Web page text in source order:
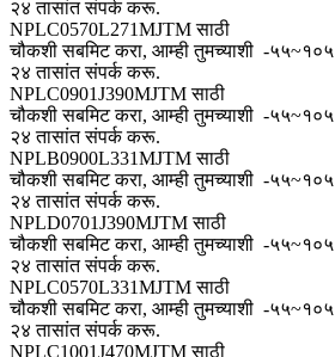
२४ तासांत संपर्क करू.
NPLC0570L271MJTM साठी
चौकशी सबमिट करा, आम्ही तुमच्याशी
२४ तासांत संपर्क करू.
-५५~१०५
NPLC0901J390MJTM साठी
चौकशी सबमिट करा, आम्ही तुमच्याशी
२४ तासांत संपर्क करू.
-५५~१०५
NPLB0900L331MJTM साठी
चौकशी सबमिट करा, आम्ही तुमच्याशी
२४ तासांत संपर्क करू.
-५५~१०५
NPLD0701J390MJTM साठी
चौकशी सबमिट करा, आम्ही तुमच्याशी
२४ तासांत संपर्क करू.
-५५~१०५
NPLC0570L331MJTM साठी
चौकशी सबमिट करा, आम्ही तुमच्याशी
२४ तासांत संपर्क करू.
-५५~१०५
NPLC1001J470MJTM साठी